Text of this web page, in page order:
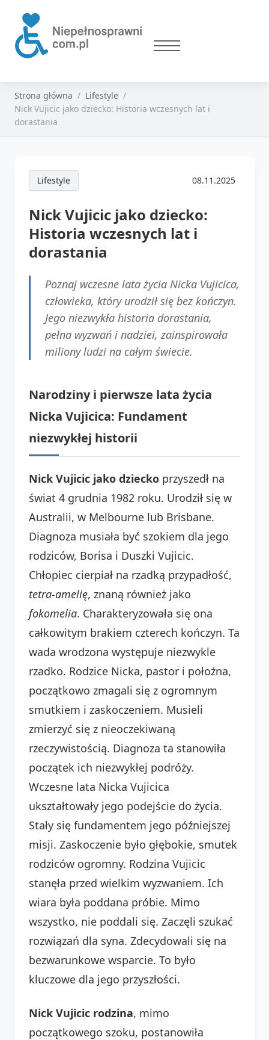
Strona główna
Lifestyle
Nick Vujicic jako dziecko: Historia wczesnych lat i
dorastania
Lifestyle 08.11.2025
Nick Vujicic jako dziecko:
Historia wczesnych lat i
dorastania
Poznaj wczesne lata życia Nicka Vujicica,
człowieka, który urodził się bez kończyn.
Jego niezwykła historia dorastania,
pełna wyzwań i nadziei, zainspirowała
miliony ludzi na całym świecie.
Narodziny i pierwsze lata życia
Nicka Vujicica: Fundament
niezwykłej historii
Nick Vujicic jako dziecko przyszedł na
świat 4 grudnia 1982 roku. Urodził się w
Australii, w Melbourne lub Brisbane.
Diagnoza musiała być szokiem dla jego
rodziców, Borisa i Duszki Vujicic.
Chłopiec cierpiał na rzadką przypadłość,
tetra-amelię, znaną również jako
fokomelia. Charakteryzowała się ona
całkowitym brakiem czterech kończyn. Ta
wada wrodzona występuje niezwykle
rzadko. Rodzice Nicka, pastor i położna,
początkowo zmagali się z ogromnym
smutkiem i zaskoczeniem. Musieli
zmierzyć się z nieoczekiwaną
rzeczywistością. Diagnoza ta stanowiła
początek ich niezwykłej podróży.
Wczesne lata Nicka Vujicica
ukształtowały jego podejście do życia.
Stały się fundamentem jego późniejszej
misji. Zaskoczenie było głębokie, smutek
rodziców ogromny. Rodzina Vujicic
stanęła przed wielkim wyzwaniem. Ich
wiara była poddana próbie. Mimo
wszystko, nie poddali się. Zaczęli szukać
rozwiązań dla syna. Zdecydowali się na
bezwarunkowe wsparcie. To było
kluczowe dla jego przyszłości.
Nick Vujicic rodzina, mimo
początkowego szoku, postanowiła